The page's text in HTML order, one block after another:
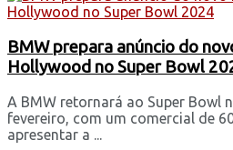
BMW prepara anúncio do
Hollywood no Super Bowl
A BMW retornará ao Super Bowl
fevereiro, com um comercial de
apresentar a ...